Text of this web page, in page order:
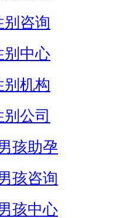
别咨询
别中心
别机构
公司
孩助孕
孩咨询
孩中心